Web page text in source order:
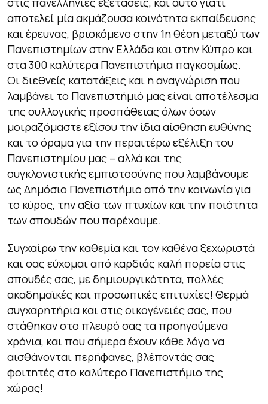
αποτελεί μία ακμάζουσα κοινότητα εκπαίδευσης
και έρευνας, βρισκόμενο στην 1η θέση μεταξύ των
Πανεπιστημίων στην Ελλάδα και στην Κύπρο και
στα 300 καλύτερα Πανεπιστήμια παγκοσμίως.
Οι διεθνείς κατατάξεις και η αναγνώριση που
λαμβάνει το Πανεπιστήμιό μας είναι αποτέλεσμα
της συλλογικής προσπάθειας όλων όσων
μοιραζόμαστε εξίσου την ίδια αίσθηση ευθύνης
και το όραμα για την περαιτέρω εξέλιξη του
Πανεπιστημίου μας – αλλά και της
συγκλονιστικής εμπιστοσύνης που λαμβάνουμε
ως Δημόσιο Πανεπιστήμιο από την κοινωνία για
το κύρος, την αξία των πτυχίων και την ποιότητα
των σπουδών που παρέχουμε.
Συγχαίρω την καθεμία και τον καθένα ξεχωριστά
και σας εύχομαι από καρδιάς καλή πορεία στις
σπουδές σας, με δημιουργικότητα, πολλές
ακαδημαϊκές και προσωπικές επιτυχίες! Θερμά
συγχαρητήρια και στις οικογένειές σας, που
στάθηκαν στο πλευρό σας τα προηγούμενα
χρόνια, και που σήμερα έχουν κάθε λόγο να
αισθάνονται περήφανες, βλέποντάς σας
φοιτητές στο καλύτερο Πανεπιστήμιο της
χώρας!